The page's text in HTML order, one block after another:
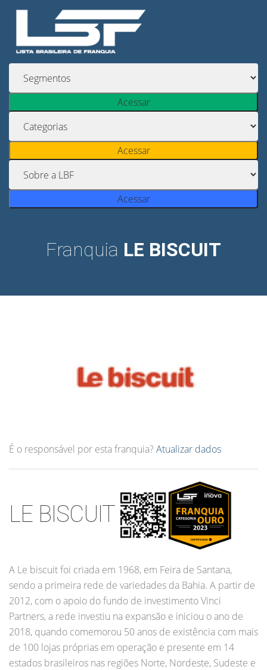
Acessar
Acessar
Acessar
Franquia LE BISCUIT
É o responsável por esta franquia? Atualizar dados
LE BISCUIT
A Le biscuit foi criada em 1968, em Feira de Santana,
sendo a primeira rede de variedades da Bahia. A partir de
2012, com o apoio do fundo de investimento Vinci
Partners, a rede investiu na expansão e iniciou o ano de
2018, quando comemorou 50 anos de existência com mais
de 100 lojas próprias em operação e presente em 14
estados brasileiros nas regiões Norte, Nordeste, Sudeste e